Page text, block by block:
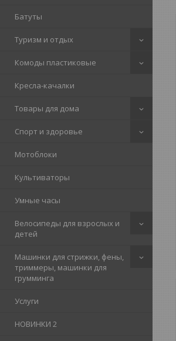
Батуты
Туризм и отдых
Комоды пластиковые
Кресла-качалки
Товары для дома
Спорт и здоровье
Мотоблоки
Культиваторы
Умные часы
Велосипеды для взрослых и
детей
Машинки для стрижки, фены,
триммеры, машинки для
грумминга
Услуги
НОВИНКИ 2